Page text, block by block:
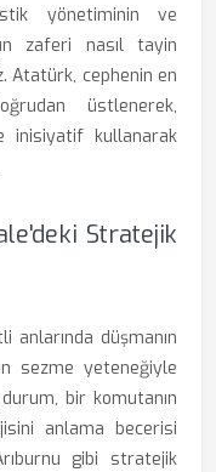
yönetiminin ve
zaferi nasıl tayin
Atatürk, cephenin en
üstlenerek,
inisiyatif kullanarak
Stratejik
düşmanın
sezme yeteneğiyle
bir komutanın
anlama becerisi
gibi stratejik